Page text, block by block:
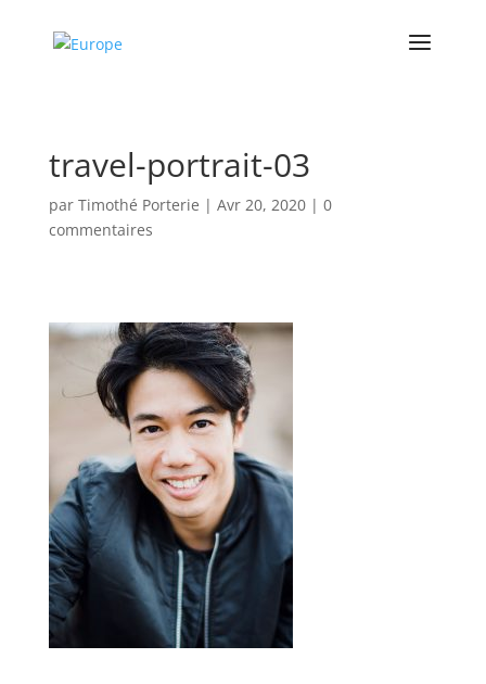
travel-portrait-03
par Timothé Porterie | Avr 20, 2020| 0
commentaires